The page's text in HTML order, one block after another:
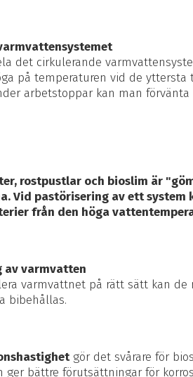
det cirkulerande
på temperaturen vid de yttersta
arbetstoppar kan man
rostpustlar och bioslim är
Vid pastörisering av ett system
från den höga
av varmvatten
varmvattnet på rätt sätt kan de
bibehållas.
gör det svårare för
ger bättre förutsättningar för